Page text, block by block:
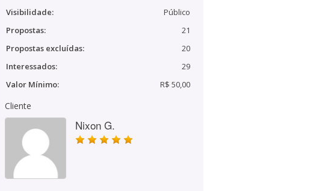
Visibilidade:
Público
Propostas:
21
Propostas excluídas:
20
Interessados:
29
Valor Mínimo:
R$ 50,00
Cliente
Nixon G.